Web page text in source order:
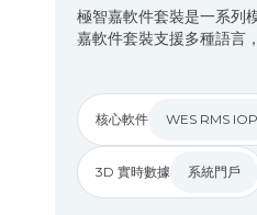
極智嘉軟件套裝是一系列
嘉軟件套裝支援多種語言
核心軟件 WES RMS IOP
3D 實時數據 系統門戶